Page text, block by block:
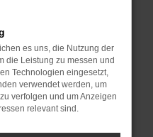
Browser und dein
neuesten Stand
nicht nur ein
kann auch dazu
nicht mehr
es uns, die Nutzung der
die Leistung zu messen und
Technologien eingesetzt,
verwendet werden, um
verfolgen und um Anzeigen
relevant sind.